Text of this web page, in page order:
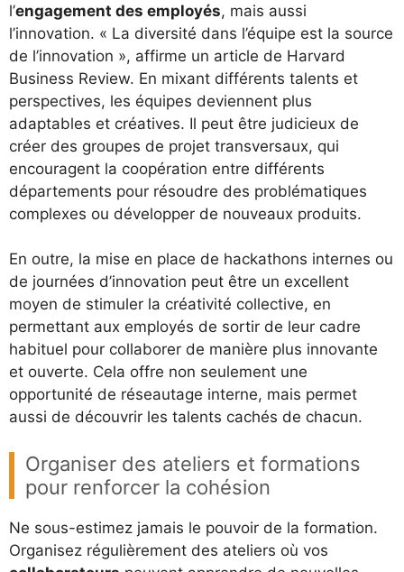
l’engagement des employés, mais aussi
l’innovation. « La diversité dans l’équipe est la source
de l’innovation », affirme un article de Harvard
Business Review. En mixant différents talents et
perspectives, les équipes deviennent plus
adaptables et créatives. Il peut être judicieux de
créer des groupes de projet transversaux, qui
encouragent la coopération entre différents
départements pour résoudre des problématiques
complexes ou développer de nouveaux produits.
En outre, la mise en place de hackathons internes ou
de journées d’innovation peut être un excellent
moyen de stimuler la créativité collective, en
permettant aux employés de sortir de leur cadre
habituel pour collaborer de manière plus innovante
et ouverte. Cela offre non seulement une
opportunité de réseautage interne, mais permet
aussi de découvrir les talents cachés de chacun.
Organiser des ateliers et formations
pour renforcer la cohésion
Ne sous-estimez jamais le pouvoir de la formation.
Organisez régulièrement des ateliers où vos